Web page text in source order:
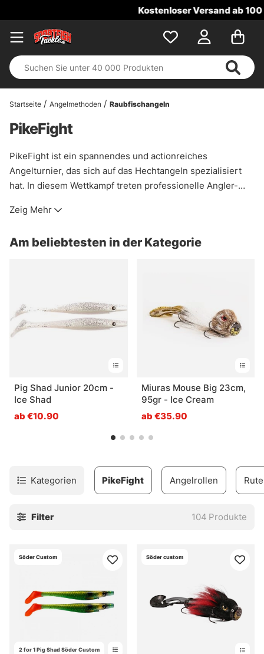
Kostenloser Versand ab 100 €!
Startseite Angelmethoden Raubfischangeln
PikeFight
PikeFight ist ein spannendes und actionreiches
Angelturnier, das sich auf das Hechtangeln spezialisiert
hat. In diesem Wettkampf treten professionelle Angler-
Hechte zu fangen. Die Veranstaltung kombiniert Strategie,
können von den Experten lernen, neue Techniken
Zeig Mehr
Am beliebtesten in der Kategorie
Pig Shad Junior 20cm -
Ice Shad
ab €10.90
Miuras Mouse Big 23cm,
95gr - Ice Cream
ab €35.90
Kategorien Angelrollen
PikeFight
Filter 104 Produkte
2 for 1 Pig Shad Söder Custom
Söder Custom Söder custom